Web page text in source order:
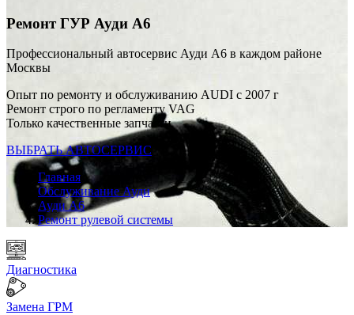
Ремонт ГУР Ауди А6
Профессиональный автосервис Ауди А6 в каждом районе
Москвы
Опыт по ремонту и обслуживанию AUDI с 2007 г
Ремонт строго по регламенту VAG
Только качественные запчасти
ВЫБРАТЬ АВТОСЕРВИС
Главная
Обслуживание Ауди
Ауди А6
Ремонт рулевой системы
Диагностика
Замена ГРМ